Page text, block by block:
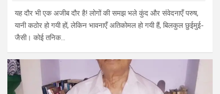
यह दौर भी एक अजीब दौर है! लोगों की समझ भले कुंद और संवेदनाएँ परुष,
यानी कठोर हो गयी हों, लेकिन भावनाएँ अतिकोमल हो गयी हैं, बिलकुल छुईमुई-
जैसी। कोई तनिक…